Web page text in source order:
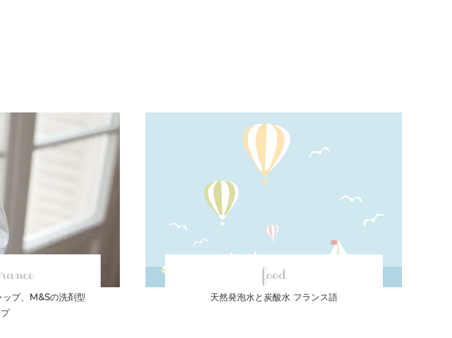
プ、M&Sの洗剤型
food
天然発泡水と炭酸水 フランス語